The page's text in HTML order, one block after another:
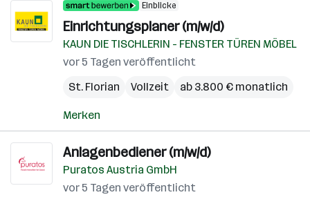
Einblicke
Einrichtungsplaner (m/w/d)
KAUN DIE TISCHLERIN - FENSTER TÜREN MÖBEL
vor 5 Tagen veröffentlicht
St. Florian
Vollzeit ab 3.800 € monatlich
Merken
Anlagenbediener (m/w/d)
Puratos Austria GmbH
vor 5 Tagen veröffentlicht